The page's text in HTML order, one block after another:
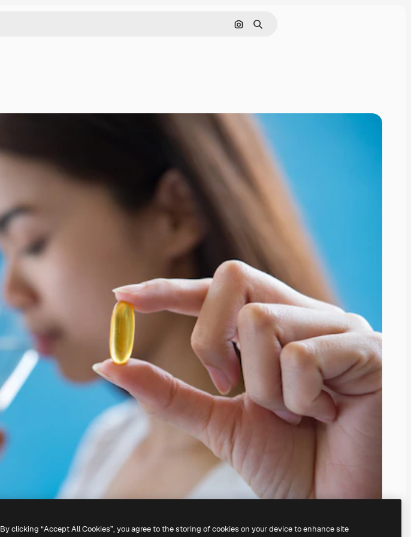
Cerca per immagine
Ricerca
By clicking “Accept All Cookies”, you agree to the storing of cookies on your device to enhance site